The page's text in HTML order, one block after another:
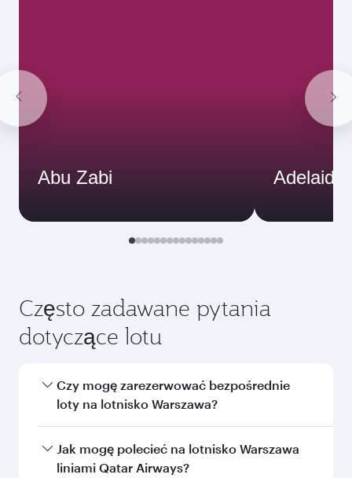
Abu Zabi Adelaide
Często zadawane pytania
dotyczące lotu
Czy mogę zarezerwować bezpośrednie
loty na lotnisko Warszawa?
Tak, Qatar Airways realizuje bezpośrednie loty
na lotnisko Warszawa. Poszukaj lotów na naszej
Jak mogę polecieć na lotnisko Warszawa
liniami Qatar Airways?